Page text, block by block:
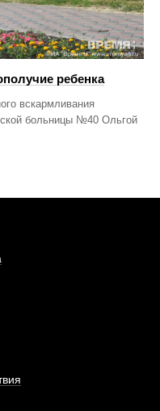
ребенка
вскармливания
больницы №40 Ольгой